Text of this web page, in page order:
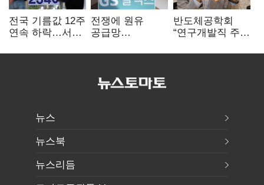
전국 기름값 12주
연속 하락…서울
전쟁에 원유
공급망
정유, 에너지안보
반도체공학회
“연구개발직 주
개선해야”
뉴스
뉴스북
뉴스리듬